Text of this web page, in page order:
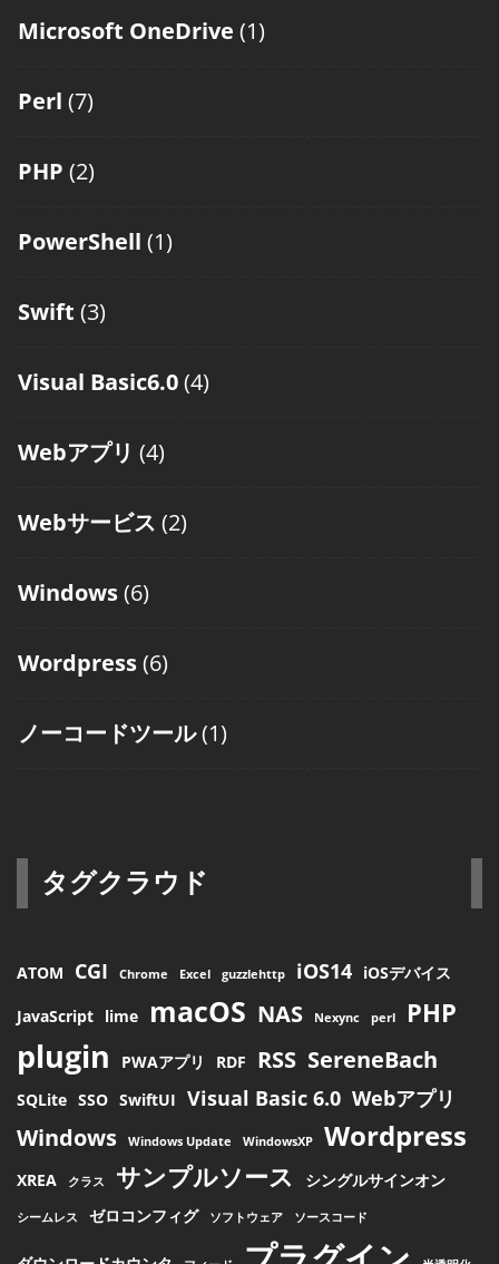
Microsoft OneDrive (1)
Perl (7)
PHP (2)
PowerShell (1)
Swift (3)
Visual Basic6.0(4)
Webアプリ (4)
Webサービス (2)
Windows(6)
Wordpress(6)
ノーコードツール(1)
タグクラウド
ATOM CGI Chrome Excel guzzlehttp iOS14 iOSデバイス
JavaScript lime macOS NAS Nexync perl PHP
plugin PWAアプリ RDF RSS SereneBach
SQLite SSO SwiftUI Visual Basic 6.0 Webアプリ
Windows Windows Update WindowsXP Wordpress
XREA クラス サンプルソース シングルサインオン
シームレス ゼロコンフィグ ソフトウェア ソースコード